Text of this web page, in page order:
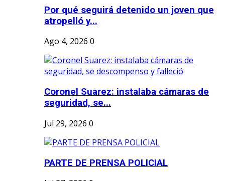
Por qué seguirá detenido un joven que
atropelló y...
Ago 4, 2026 0
Coronel Suarez: instalaba cámaras de
seguridad, se...
Jul 29, 2026 0
PARTE DE PRENSA POLICIAL